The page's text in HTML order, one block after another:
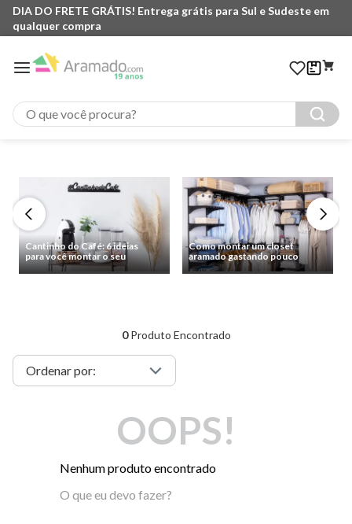
DIA DO FRETE GRÁTIS! Entrega grátis para Sul e Sudeste em
qualquer compra
O que você procura?
Cantinho do Café: 6 ideias
para você montar o seu
Como montar um closet
aramado gastando pouco
0Produto Encontrado
OOPS!
Nenhum produto encontrado
O que eu devo fazer?